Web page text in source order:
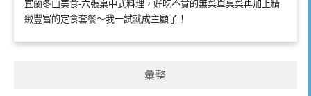
宜蘭冬山美食-六張桌中式料理，好吃不貴的無菜單桌菜再加上精
緻豐富的定食套餐～我一試就成主顧了！
彙整